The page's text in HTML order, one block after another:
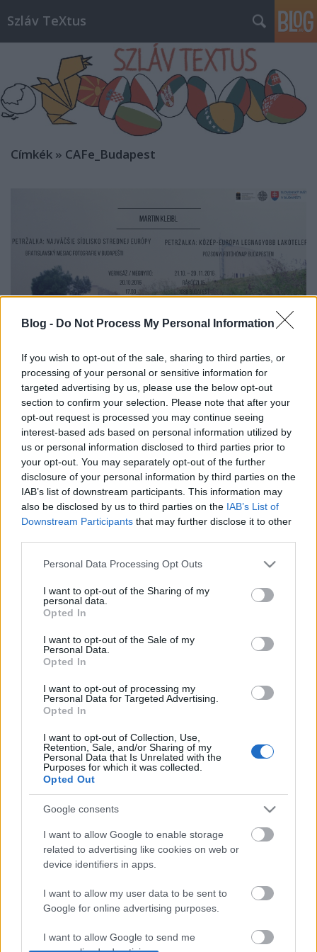
Blog - Do Not Process My Personal Information
If you wish to opt-out of the sale, sharing to third parties, or
processing of your personal or sensitive information for
targeted advertising by us, please use the below opt-out
section to confirm your selection. Please note that after your
opt-out request is processed you may continue seeing
interest-based ads based on personal information utilized by
us or personal information disclosed to third parties prior to
your opt-out. You may separately opt-out of the further
disclosure of your personal information by third parties on the
IAB’s list of downstream participants. This information may
also be disclosed by us to third parties on the IAB’s List of
Downstream Participants that may further disclose it to other
Please note that this website/app uses one or more Google
not limited to your visit or usage behaviour. You may click to
grant or deny consent to Google and its third-party tags to
use your data for below specified purposes in below Google
consent section.
Personal Data Processing Opt Outs
I want to opt-out of the Sharing of my
personal data.
Opted In
I want to opt-out of the Sale of my
Personal Data.
Opted In
I want to opt-out of processing my
Personal Data for Targeted Advertising.
Opted In
I want to opt-out of Collection, Use,
Retention, Sale, and/or Sharing of my
Personal Data that Is Unrelated with the
Purposes for which it was collected.
Opted Out
Google consents
I want to allow Google to enable storage
related to advertising like cookies on web or
device identifiers in apps.
I want to allow my user data to be sent to
Google for online advertising purposes.
I want to allow Google to send me
Szláv TeXtus
Címkék » CAFe_Budapest
Szláv programok (október 17-23.)
szlavtextus•2016. október 17.
A héten főszerepbe kerül a zene, főleg a komolyzene
és a különböző témájú, de egytől egyig izgalmas
kiállítások. Emellett megtudhatjuk, hogyan hangzik
a magyar irodalom szlovák fordításban és cseh kvíz
is lesz. Október 17. 19.30: CAFe Budapest:
Vendégünk Krzysztof…
Etnokáosz egy szabad Ukrajnáért
szlavtextus•2014. október 20.
Ismét Budapesten koncertezett az ukrán etnokáoszt
megtestesítő banda, a DakhaBrakha – ezúttal a CAFe
léptek fel a Művészetek Palotája mellett felállított
cirkuszsátorban. A délután még félénken tébláboló
Irina Kovalenko,…